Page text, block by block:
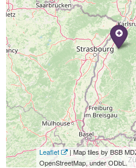
Leaflet
| Map tiles by BSB
OpenStreetMap, under ODbL.